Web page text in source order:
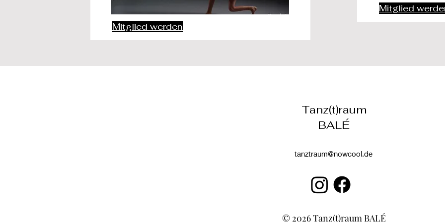
Mitglied werden
Mitglied
Tanz(t)raum
BALÉ
tanztraum@nowcool.de
© 2026 Tanz(t)raum BALÉ